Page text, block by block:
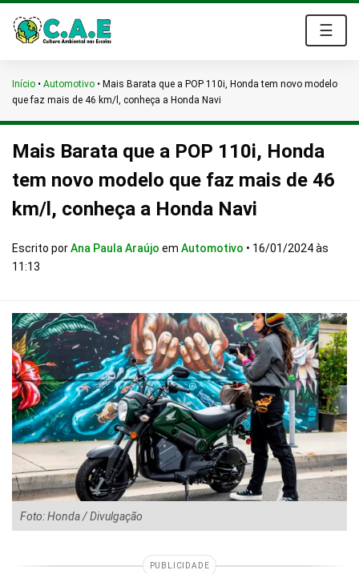
☰
Início • Automotivo • Mais Barata que a POP 110i, Honda tem novo modelo
que faz mais de 46 km/l, conheça a Honda Navi
Mais Barata que a POP 110i, Honda
tem novo modelo que faz mais de 46
km/l, conheça a Honda Navi
Escrito porAna Paula Araújo em Automotivo • 16/01/2024 às
11:13
Foto: Honda / Divulgação
PUBLICIDADE